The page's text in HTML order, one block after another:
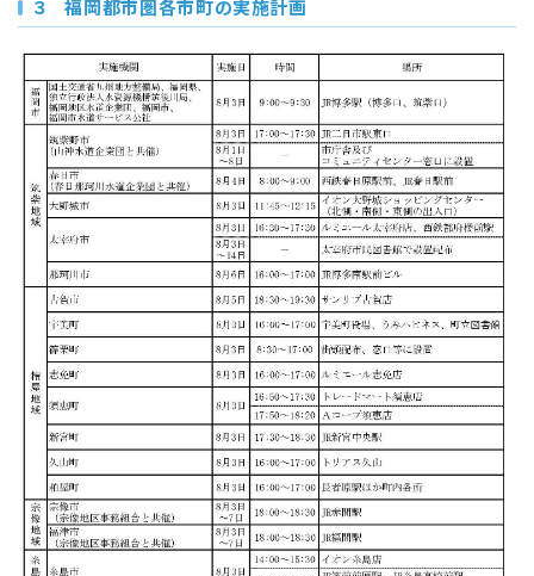
３ 福岡都市圏各市町の実施計画